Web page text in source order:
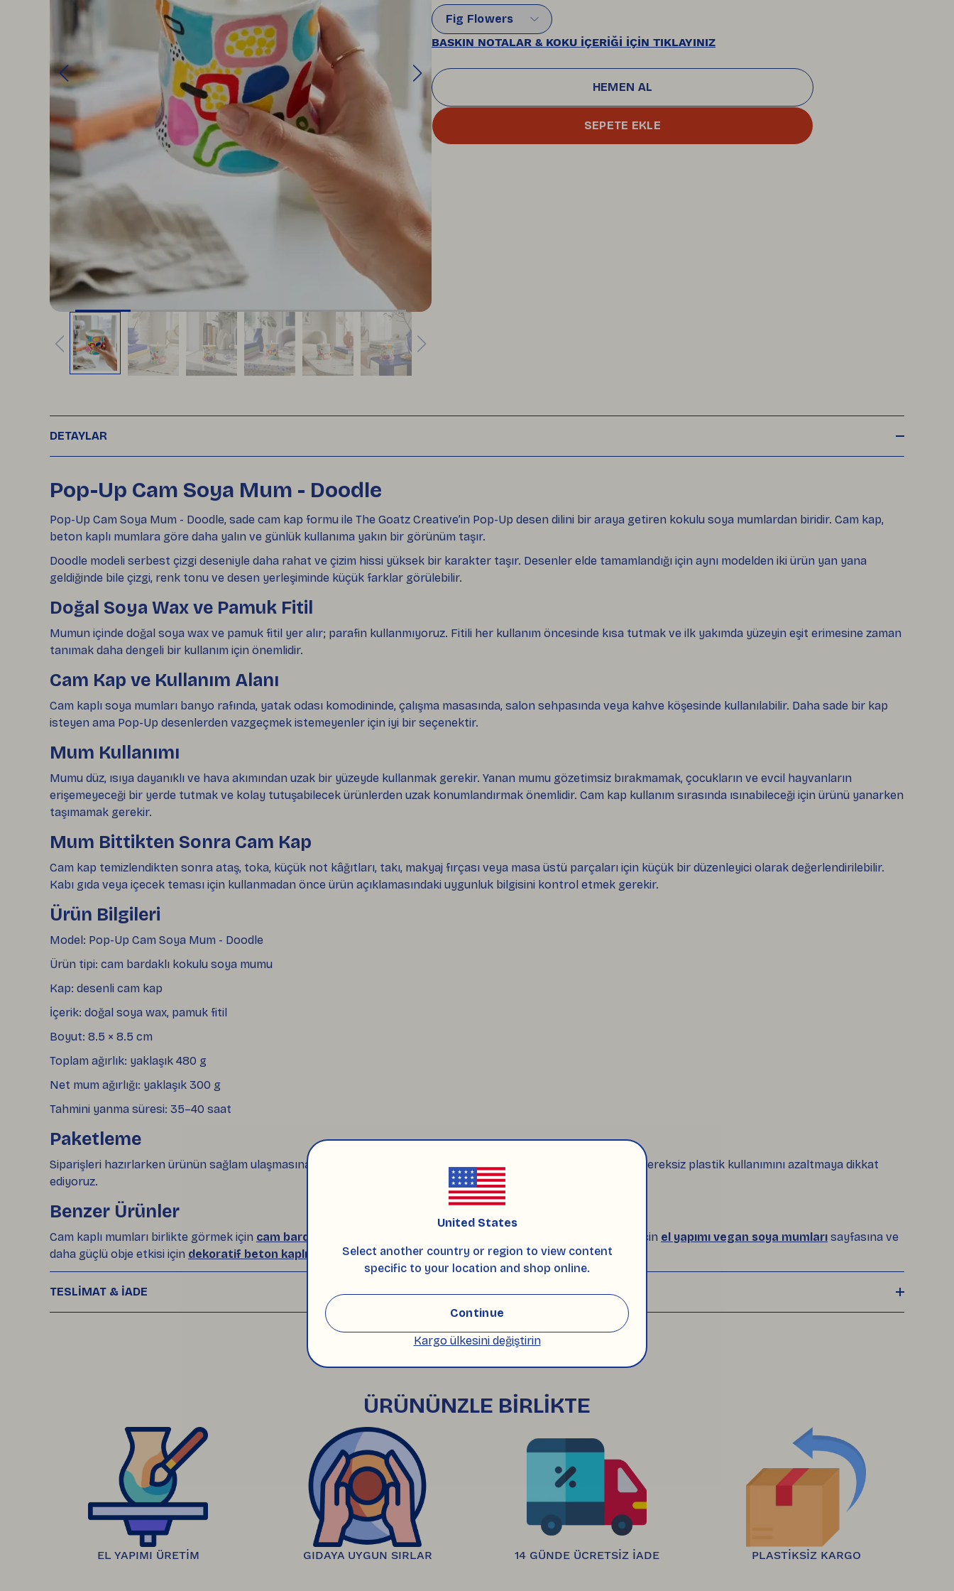
United States
Select another country or region to view content
specific to your location and shop online.
Continue
Kargo ülkesini değiştirin
Fig Flowers
BASKIN NOTALAR & KOKU İÇERİĞİ İÇİN TIKLAYINIZ
HEMEN AL
SEPETE EKLE
DETAYLAR
Pop-Up Cam Soya Mum - Doodle
Pop-Up Cam Soya Mum - Doodle, sade cam kap formu ile The Goatz Creative’in Pop-Up desen dilini bir araya getiren kokulu soya mumlardan biridir. Cam kap,
beton kaplı mumlara göre daha yalın ve günlük kullanıma yakın bir görünüm taşır.
Doodle modeli serbest çizgi deseniyle daha rahat ve çizim hissi yüksek bir karakter taşır. Desenler elde tamamlandığı için aynı modelden iki ürün yan yana
geldiğinde bile çizgi, renk tonu ve desen yerleşiminde küçük farklar görülebilir.
Doğal Soya Wax ve Pamuk Fitil
Mumun içinde doğal soya wax ve pamuk fitil yer alır; parafin kullanmıyoruz. Fitili her kullanım öncesinde kısa tutmak ve ilk yakımda yüzeyin eşit erimesine zaman
tanımak daha dengeli bir kullanım için önemlidir.
Cam Kap ve Kullanım Alanı
Cam kaplı soya mumları banyo rafında, yatak odası komodininde, çalışma masasında, salon sehpasında veya kahve köşesinde kullanılabilir. Daha sade bir kap
isteyen ama Pop-Up desenlerden vazgeçmek istemeyenler için iyi bir seçenektir.
Mum Kullanımı
Mumu düz, ısıya dayanıklı ve hava akımından uzak bir yüzeyde kullanmak gerekir. Yanan mumu gözetimsiz bırakmamak, çocukların ve evcil hayvanların
erişemeyeceği bir yerde tutmak ve kolay tutuşabilecek ürünlerden uzak konumlandırmak önemlidir. Cam kap kullanım sırasında ısınabileceği için ürünü yanarken
taşımamak gerekir.
Mum Bittikten Sonra Cam Kap
Cam kap temizlendikten sonra ataş, toka, küçük not kâğıtları, takı, makyaj fırçası veya masa üstü parçaları için küçük bir düzenleyici olarak değerlendirilebilir.
Kabı gıda veya içecek teması için kullanmadan önce ürün açıklamasındaki uygunluk bilgisini kontrol etmek gerekir.
Ürün Bilgileri
Model: Pop-Up Cam Soya Mum - Doodle
Ürün tipi: cam bardaklı kokulu soya mumu
Kap: desenli cam kap
İçerik: doğal soya wax, pamuk fitil
Boyut: 8.5 × 8.5 cm
Toplam ağırlık: yaklaşık 480 g
Net mum ağırlığı: yaklaşık 300 g
Tahmini yanma süresi: 35–40 saat
Paketleme
Siparişleri hazırlarken ürünün sağlam ulaşmasına dikkat ediyoruz. Cam kaplı mumları destekleyerek paketliyor, gereksiz plastik kullanımını azaltmaya dikkat
ediyoruz.
Benzer Ürünler
Cam kaplı mumları birlikte görmek için cam bardaklı kokulu soya mumları kategorisine, tüm mum seçenekleri için el yapımı vegan soya mumları sayfasına ve
daha güçlü obje etkisi için dekoratif beton kaplı soya mumlarkategorisine göz atabilirsiniz.
TESLİMAT & İADE
Siparişleriniz, ödemeniz onaylandıktan sonra plastiksiz, çevre dostu ambalajlarla hazırlanıp
çıktığında takip numaranız e-posta ve SMS olarak size iletilir.
14 gün içinde hasarsız ve satılabilir durumda olan ürünleri ücretsiz olarak iade edebilirsiniz.
ÜRÜNÜNZLE BİRLİKTE
EL YAPIMI ÜRETİM GIDAYA UYGUN SIRLAR 14 GÜNDE ÜCRETSİZ İADE PLASTİKSİZ KARGO